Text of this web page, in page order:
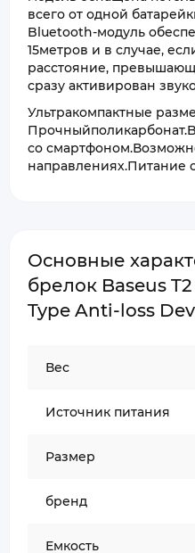
всего от одной
Bluetooth-модуль
15метров и в случае,
расстояние,
сразу активирован
Ультракомпактные
со
направлениях.Питание
Основные
брелок Baseus
Type Anti-loss
Вес
Источник питания
Размер
бренд
Емкость